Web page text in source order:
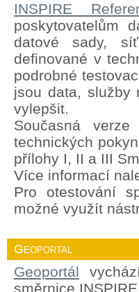
INSPIRE
poskytovatelům
datové sady,
definované v
podrobné
jsou data, služby
vylepšit.
Současná
technických
přílohy I, II a III
Více informací
Pro otestování
možné využít
Geoportal
Geoportál
směrnice